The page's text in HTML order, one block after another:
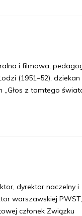
i filmowa,
(1951–52), dziekan
z tamtego
dyrektor naczelny i
warszawskiej PWST,
członek Związku